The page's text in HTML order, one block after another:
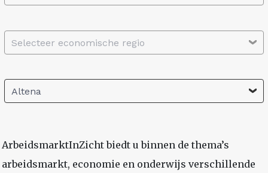
Selecteer economische regio
Altena
ArbeidsmarktInZicht biedt u binnen de thema’s
arbeidsmarkt, economie en onderwijs verschillende